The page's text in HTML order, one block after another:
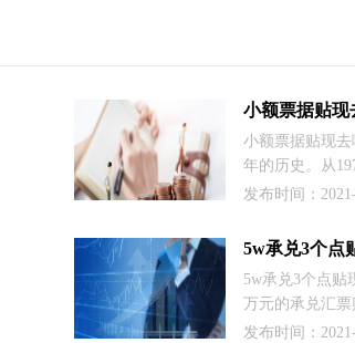
小额票据贴现
小额票据贴现
年的历史。从
企业签发商业承
据，创新了票据
发布时间：
5w承兑3个点
5w承兑3个点贴
万元的承兑汇
化利率为3%时
发布时间：